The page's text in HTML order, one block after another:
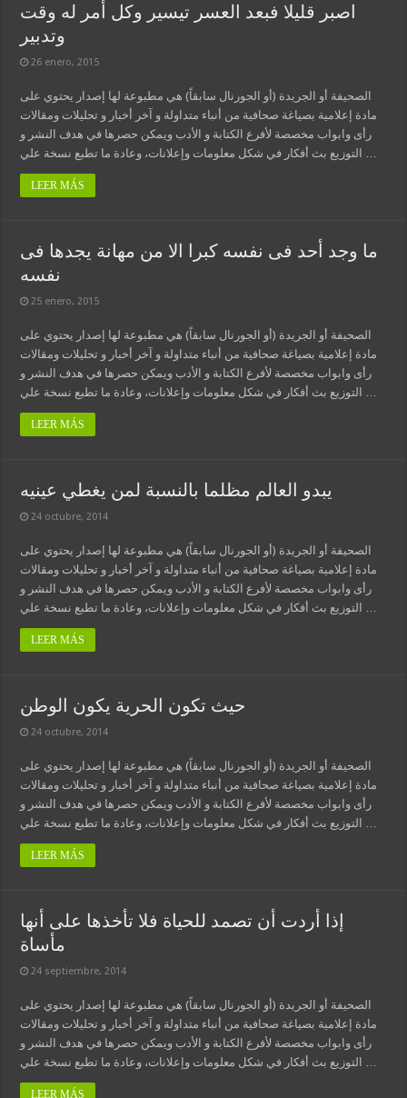
اصبر قليلا فبعد العسر تيسير وكل أمر له وقت
وتدبير
26 enero, 2015
الصحيفة أو الجريدة (أو الجورنال سابقاً) هي مطبوعة لها إصدار يحتوي على
مادة إعلامية بصياغة صحافية من أنباء متداولة و آخر أخبار و تحليلات ومقالات
رأى وابواب مخصصة لأفرع الكتابة و الأدب ويمكن حصرها في هدف النشر و
التوزيع بث أفكار في شكل معلومات وإعلانات، وعادة ما تطبع نسخة علي …
LEER MÁS
ما وجد أحد فى نفسه كبرا الا من مهانة يجدها فى
نفسه
25 enero, 2015
الصحيفة أو الجريدة (أو الجورنال سابقاً) هي مطبوعة لها إصدار يحتوي على
مادة إعلامية بصياغة صحافية من أنباء متداولة و آخر أخبار و تحليلات ومقالات
رأى وابواب مخصصة لأفرع الكتابة و الأدب ويمكن حصرها في هدف النشر و
التوزيع بث أفكار في شكل معلومات وإعلانات، وعادة ما تطبع نسخة علي …
LEER MÁS
يبدو العالم مظلما بالنسبة لمن يغطي عينيه
24 octubre, 2014
الصحيفة أو الجريدة (أو الجورنال سابقاً) هي مطبوعة لها إصدار يحتوي على
مادة إعلامية بصياغة صحافية من أنباء متداولة و آخر أخبار و تحليلات ومقالات
رأى وابواب مخصصة لأفرع الكتابة و الأدب ويمكن حصرها في هدف النشر و
التوزيع بث أفكار في شكل معلومات وإعلانات، وعادة ما تطبع نسخة علي …
LEER MÁS
حيث تكون الحرية يكون الوطن
24 octubre, 2014
الصحيفة أو الجريدة (أو الجورنال سابقاً) هي مطبوعة لها إصدار يحتوي على
مادة إعلامية بصياغة صحافية من أنباء متداولة و آخر أخبار و تحليلات ومقالات
رأى وابواب مخصصة لأفرع الكتابة و الأدب ويمكن حصرها في هدف النشر و
التوزيع بث أفكار في شكل معلومات وإعلانات، وعادة ما تطبع نسخة علي …
LEER MÁS
إذا أردت أن تصمد للحياة فلا تأخذها على أنها
مأساة
24 septiembre, 2014
الصحيفة أو الجريدة (أو الجورنال سابقاً) هي مطبوعة لها إصدار يحتوي على
مادة إعلامية بصياغة صحافية من أنباء متداولة و آخر أخبار و تحليلات ومقالات
رأى وابواب مخصصة لأفرع الكتابة و الأدب ويمكن حصرها في هدف النشر و
التوزيع بث أفكار في شكل معلومات وإعلانات، وعادة ما تطبع نسخة علي …
LEER MÁS